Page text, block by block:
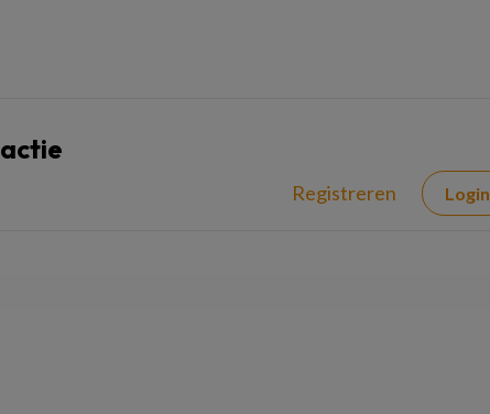
Registreren Login